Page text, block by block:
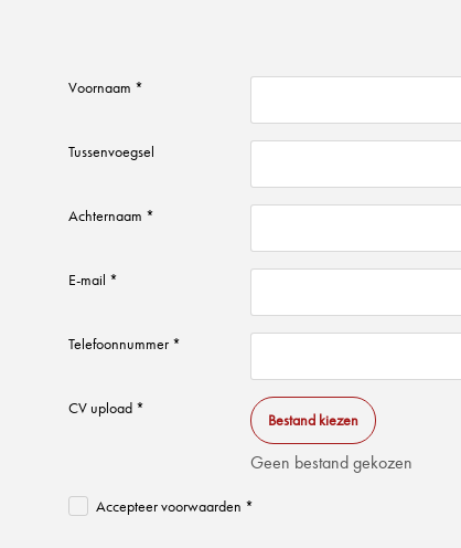
Voornaam *
Tussenvoegsel
Achternaam *
E-mail *
Telefoonnummer *
CV upload *
Bestand kiezen
Geen bestand gekozen
Accepteer voorwaarden *